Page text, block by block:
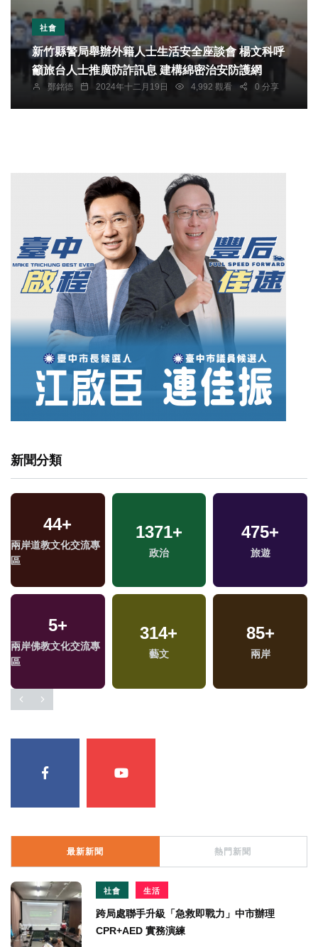
社會
新竹縣警局舉辦外籍人士生活安全座談會 楊文科呼
籲旅台人士推廣防詐訊息 建構綿密治安防護網
鄭銘德 2024年十二月19日 4,992 觀看 0 分享
新聞分類
44+
兩岸道教文化交流專
區
1371+
政治
475+
旅遊
5+
兩岸佛教文化交流專
區
314+
藝文
85+
兩岸
最新新聞 熱門新聞
社會 生活
跨局處聯手升級「急救即戰力」中市辦理
CPR+AED 實務演練